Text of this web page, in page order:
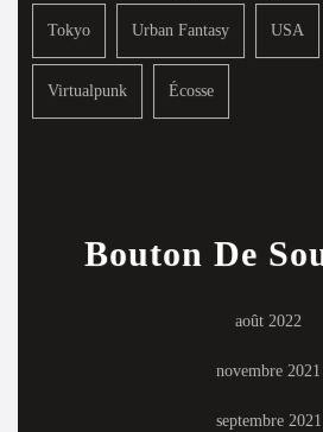
Tokyo Urban Fantasy USA
Virtualpunk Écosse
Bouton De
août 2022
novembre 2021
septembre 2021